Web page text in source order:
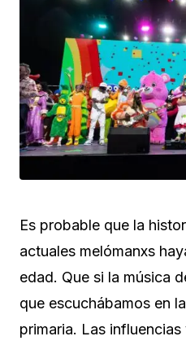
Es probable que la
actuales melómanxs
edad. Que si la música
que escuchábamos en
primaria. Las